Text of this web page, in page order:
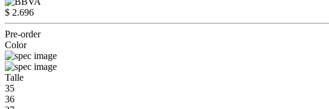
$ 2.696
Pre-order
Color
Talle
35
36